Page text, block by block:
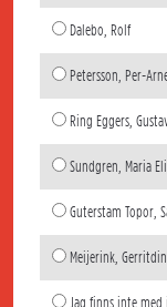
Dalebo, Rolf
Petersson, Per-
Ring Eggers,
Sundgren, Maria
Guterstam Topor,
Meijerink,
Jag finns inte med